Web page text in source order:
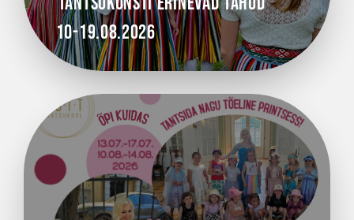
10-19.08.2026